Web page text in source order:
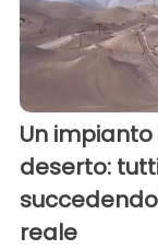
Un
deserto:
reale